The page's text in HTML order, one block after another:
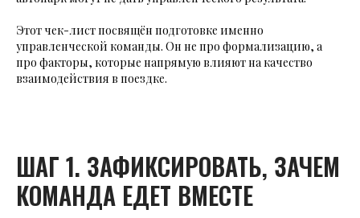
Этот чек-лист посвящён подготовке именно
управленческой команды. Он не про формализацию, а
про факторы, которые напрямую влияют на качество
взаимодействия в поездке.
ШАГ 1. ЗАФИКСИРОВАТЬ, ЗАЧЕМ
КОМАНДА ЕДЕТ ВМЕСТЕ